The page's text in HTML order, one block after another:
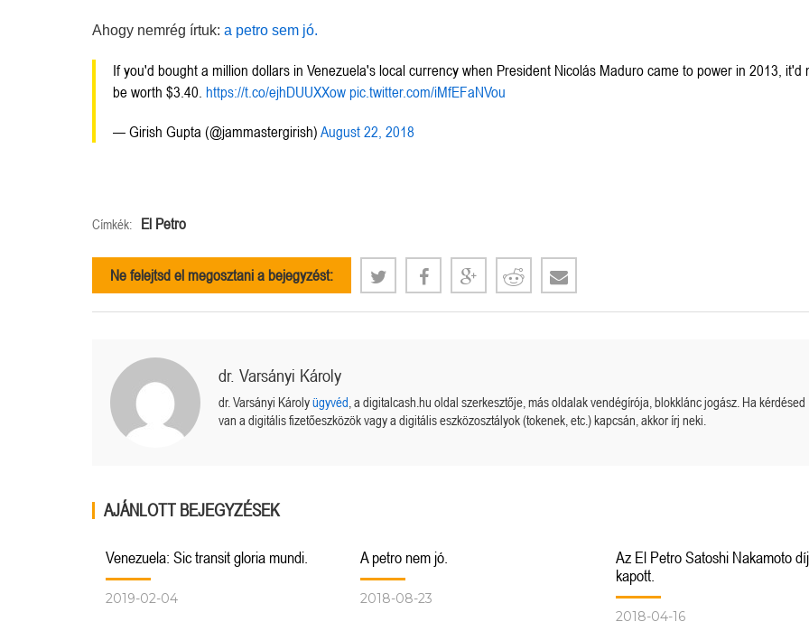
Ahogy nemrég írtuk: a petro sem jó.
If you'd bought a million dollars in Venezuela's local currency when President Nicolás Maduro came to power in 2013, it'd
be worth $3.40. https://t.co/ejhDUUXXow pic.twitter.com/iMfEFaNVou
— Girish Gupta (@jammastergirish) August 22, 2018
Címkék: El Petro
Ne felejtsd el megosztani a bejegyzést:
dr. Varsányi Károly
dr. Varsányi Károlyügyvéd , a digitalcash.hu oldal szerkesztője, más oldalak vendégírója, blokklánc jogász. Ha kérdésed
van a digitális fizetőeszközök vagy a digitális eszközosztályok (tokenek, etc.) kapcsán, akkor írj neki.
AJÁNLOTT BEJEGYZÉSEK
Venezuela: Sic transit gloria mundi.
2019-02-04
A petro nem jó.
2018-08-23
Az El Petro Satoshi Nakamoto
kapott.
2018-04-16